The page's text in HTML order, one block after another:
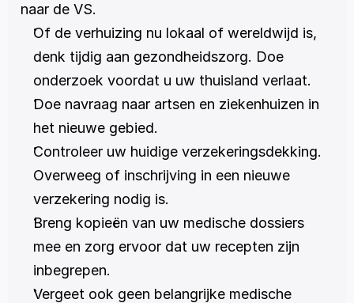
naar de VS.
Of de verhuizing nu lokaal of wereldwijd is,
denk tijdig aan gezondheidszorg. Doe
onderzoek voordat u uw thuisland verlaat.
Doe navraag naar artsen en ziekenhuizen in
het nieuwe gebied.
Controleer uw huidige verzekeringsdekking.
Overweeg of inschrijving in een nieuwe
verzekering nodig is.
Breng kopieën van uw medische dossiers
mee en zorg ervoor dat uw recepten zijn
inbegrepen.
Vergeet ook geen belangrijke medische